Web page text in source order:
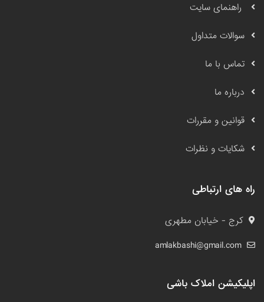
راهنمای سایت
سوالات متداول
تماس با ما
درباره ما
قوانین و مقررات
شکایات و نظرات
راه های ارتباطی
کرج - خیابان مطهری
amlakbashi@gmail.com
اپلیکیشن املاک باشی